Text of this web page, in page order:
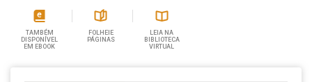
TAMBÉM
DISPONÍVEL
EM EBOOK
FOLHEIE
PÁGINAS
LEIA NA
BIBLIOTECA
VIRTUAL